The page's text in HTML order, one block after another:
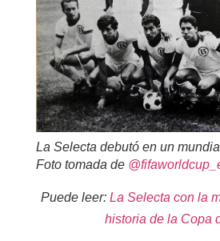
La Selecta debutó en un
Foto tomada de
Puede leer: La Selecta con la
historia de la Copa